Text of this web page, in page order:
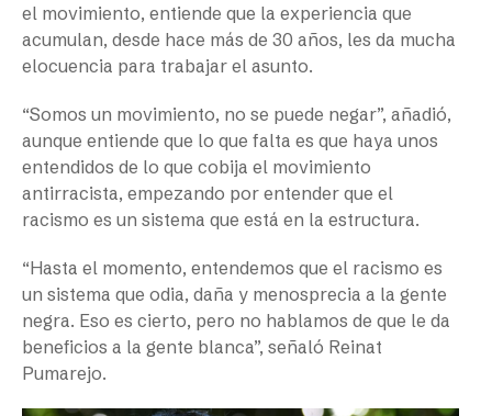
el movimiento, entiende que la experiencia que
acumulan, desde hace más de 30 años, les da mucha
elocuencia para trabajar el asunto.
“Somos un movimiento, no se puede negar”, añadió,
aunque entiende que lo que falta es que haya unos
entendidos de lo que cobija el movimiento
antirracista, empezando por entender que el
racismo es un sistema que está en la estructura.
“Hasta el momento, entendemos que el racismo es
un sistema que odia, daña y menosprecia a la gente
negra. Eso es cierto, pero no hablamos de que le da
beneficios a la gente blanca”, señaló Reinat
Pumarejo.